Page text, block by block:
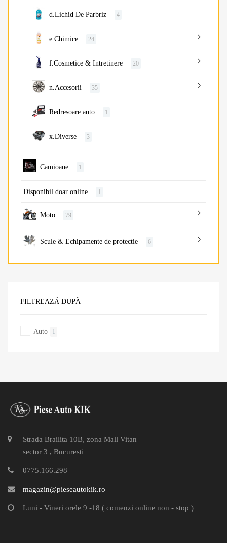
d.Lichid De Parbriz 4
e.Chimice 24
f.Cosmetice & Intretinere 20
n.Accesorii 35
Redresoare auto 1
x.Diverse 3
Camioane 1
Disponibil doar online 1
Moto 79
Scule & Echipamente de protectie 6
FILTREAZĂ DUPĂ
Auto 1
Strada Brailita 10B, zona Mall Vitan
sector 3 , Bucuresti
0775.166.298
magazin@pieseautokik.ro
Luni - Vineri orele 9 -18 ( comenzi online non - stop )